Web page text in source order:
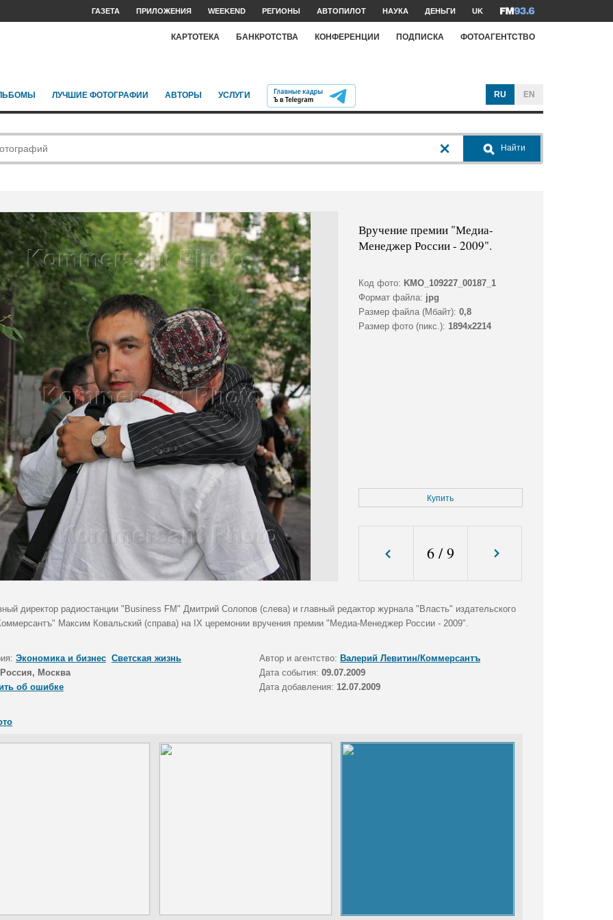
ГАЗЕТА ПРИЛОЖЕНИЯ WEEKEND РЕГИОНЫ АВТОПИЛОТ НАУКА ДЕНЬГИ UK
КАРТОТЕКА БАНКРОТСТВА КОНФЕРЕНЦИИ ПОДПИСКА ФОТОАГЕНТСТВО
ЛУЧШИЕ ФОТОГРАФИИ АВТОРЫ УСЛУГИ RU EN
Найти
Вручение премии "Медиа-
Менеджер России - 2009".
Код фото: KMO_109227_00187_1
Формат файла: jpg
Размер файла (Мбайт): 0,8
Размер фото (пикс.): 1894x2214
Купить
6/9
директор радиостанции "Business FM" Дмитрий Солопов (слева) и главный редактор журнала "Власть" издательского
Максим Ковальский (справа) на IX церемонии вручения премии "Медиа-Менеджер России - 2009".
Экономика и бизнес Светская жизнь Автор и агентство: Валерий Левитин/Коммерсантъ
Россия, Москва Дата события: 09.07.2009
об ошибке
Дата добавления: 12.07.2009